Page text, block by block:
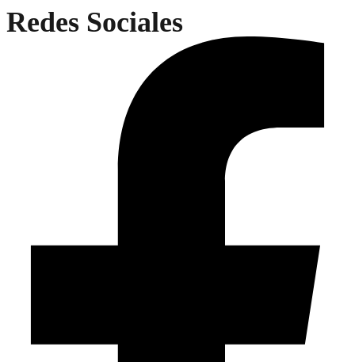
Redes Sociales